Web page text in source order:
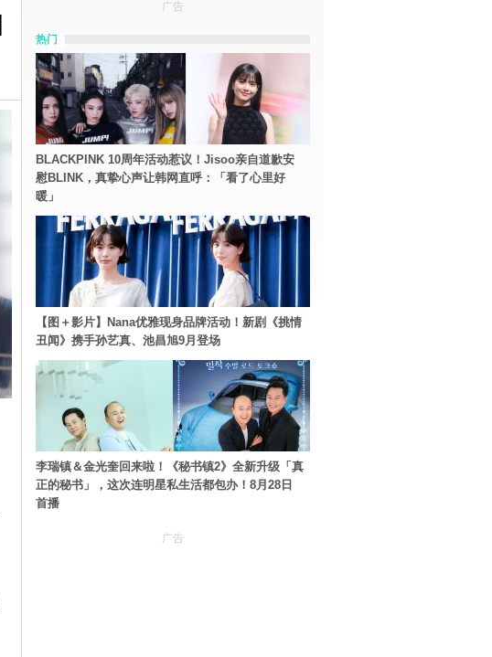
广告
热门
BLACKPINK 10周年活动惹议！Jisoo亲自道歉安
慰BLINK，真挚心声让韩网直呼：「看了心里好
暖」
【图＋影片】Nana优雅现身品牌活动！新剧《挑情
丑闻》携手孙艺真、池昌旭9月登场
李瑞镇＆金光奎回来啦！《秘书镇2》全新升级「真
正的秘书」，这次连明星私生活都包办！8月28日
首播
广告